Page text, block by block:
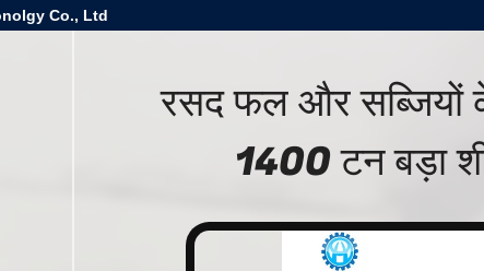
Co., Ltd
रसद फल और सब्जियों
1400 टन बड़ा